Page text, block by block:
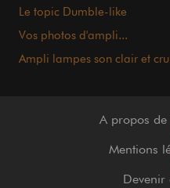
Le topic Dumble-like
Vos photos d'ampli...
Ampli lampes son clair et
A propos
Mentions
Devenir